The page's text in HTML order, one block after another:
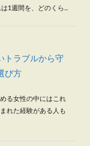
1週間を、どのくら...
トラブルから守
び方
る女性の中にはこれ
れた経験がある人も